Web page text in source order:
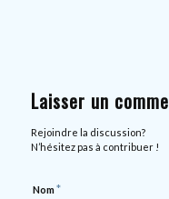
Laisser un
Rejoindre la discussion?
N’hésitez pas à contribuer !
Nom*